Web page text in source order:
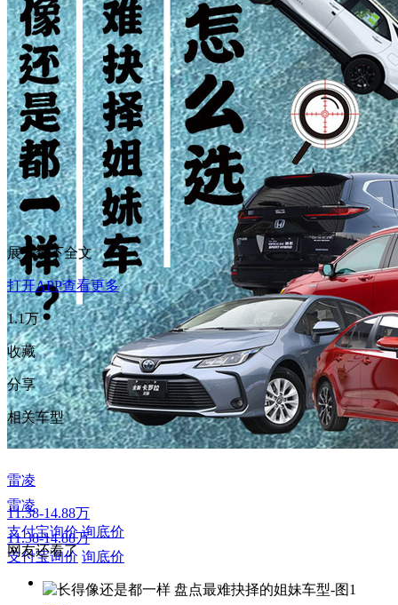
雷凌
11.38-14.88万
支付宝询价 询底价
展开余下全文
打开APP查看更多
1.1万
收藏
分享
相关车型
雷凌
11.38-14.88万
支付宝询价 询底价
网友还看了